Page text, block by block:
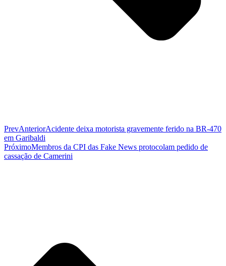
PrevAnteriorAcidente deixa motorista gravemente ferido na BR-470
em Garibaldi
PróximoMembros da CPI das Fake News protocolam pedido de
cassação de Camerini